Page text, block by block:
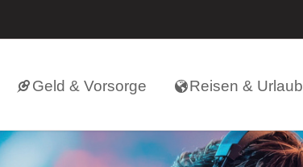
Geld & Vorsorge Reisen & Urlaub